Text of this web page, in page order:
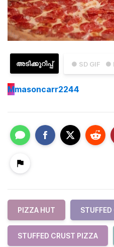
● SD GIF ●
അടിക്കുറിപ്പ്
Mmasoncarr2244
PIZZA HUT
STUFFED CRUST PIZZA